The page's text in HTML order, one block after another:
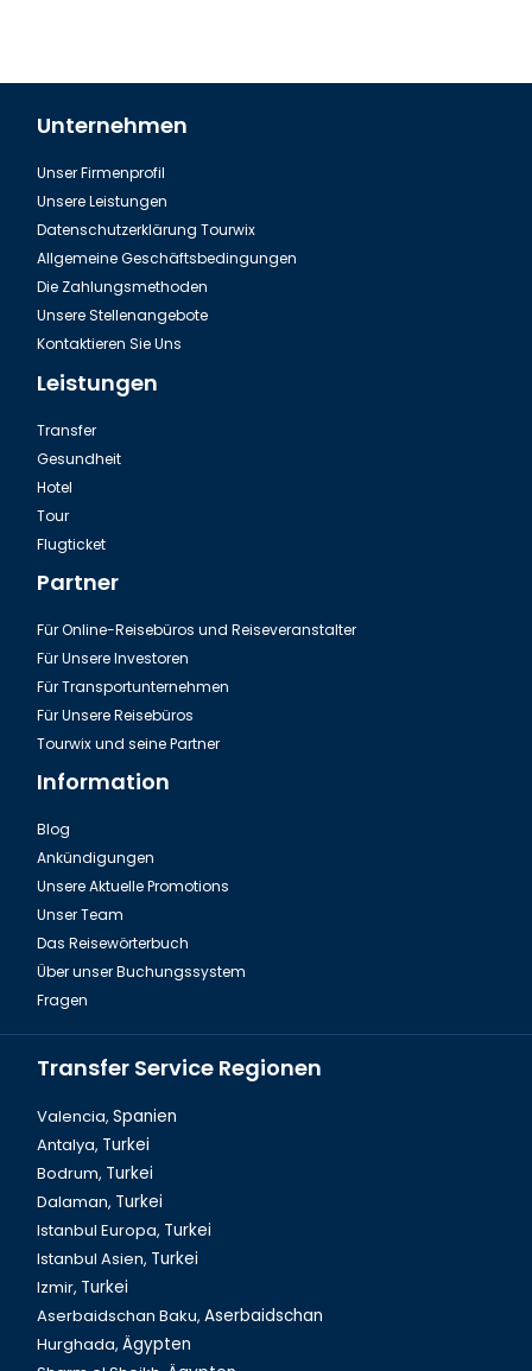
Flughafentransfer Antalya Belek
Dalyan Tour & Krabbenfischen in der Türkei
Unternehmen
Unser Firmenprofil
Unsere Leistungen
Datenschutzerklärung Tourwix
Allgemeine Geschäftsbedingungen
Die Zahlungsmethoden
Unsere Stellenangebote
Kontaktieren Sie Uns
Leistungen
Transfer
Gesundheit
Hotel
Tour
Flugticket
Partner
Für Online-Reisebüros und Reiseveranstalter
Für Unsere Investoren
Für Transportunternehmen
Für Unsere Reisebüros
Tourwix und seine Partner
Information
Blog
Ankündigungen
Unsere Aktuelle Promotions
Unser Team
Das Reisewörterbuch
Über unser Buchungssystem
Fragen
Transfer Service Regionen
Valencia, Spanien
Antalya, Turkei
Bodrum, Turkei
Dalaman, Turkei
Istanbul Europa, Turkei
Istanbul Asien, Turkei
Izmir, Turkei
Aserbaidschan Baku, Aserbaidschan
Hurghada, Ägypten